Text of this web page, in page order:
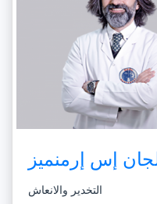
إس إرمنميز
التخدير والانعاش